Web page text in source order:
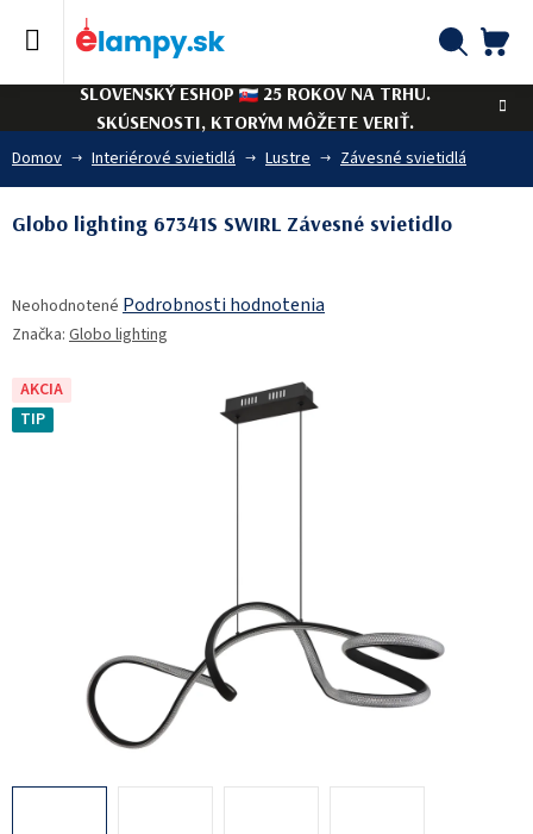
SLOVENSKÝ ESHOP
25 ROKOV NA TRHU.
SKÚSENOSTI, KTORÝM MÔŽETE VERIŤ.
Domov Interiérové svietidlá Lustre Závesné svietidlá
Globo lighting 67341S SWIRL Závesné svietidlo
hodnotenie
produktu
0,0
z
Neohodnotené Podrobnosti hodnotenia
Značka: Globo lighting
AKCIA
TIP